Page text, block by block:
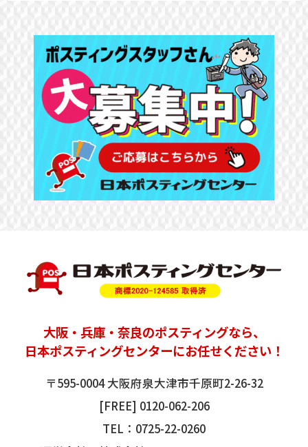
大阪・ 兵庫・奈良のポスティングなら、
日本ポスティングセンターにお任せください！
〒595-0004 大阪府泉大津市千原町2-26-32
[FREE] 0120-062-206
TEL： 0725-22-0260